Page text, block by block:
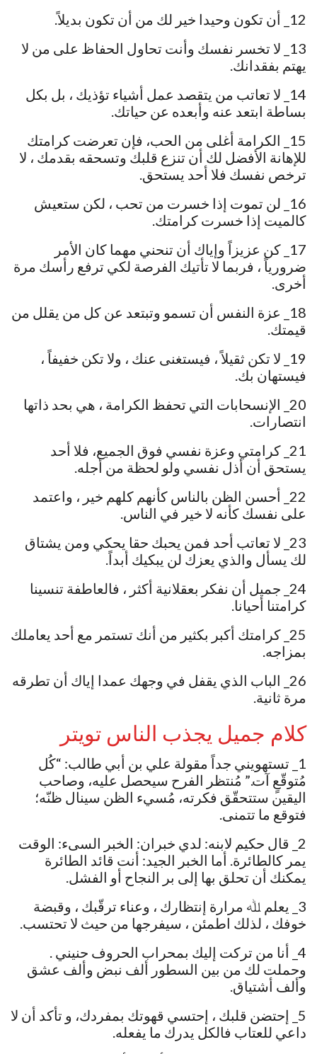
12_ أن تكون وحيدا خير لك من أن تكون بديلاً.
13_ لا تخسر نفسك وأنت تحاول الحفاظ على من لا
يهتم بفقدانك.
14_ لا تعاتب من يتقصد عمل أشياء تؤذيك ، بل بكل
بساطة ابتعد عنه وأبعده عن حياتك.
15_ الكرامة أغلى من الحب، فإن تعرضت كرامتك
للإهانة الأفضل لك أن تنزع قلبك وتسحقه بقدمك ، لا
ترخص نفسك فلا أحد يستحق.
16_ لن تموت إذا خسرت من تحب ، لكن ستعيش
كالميت إذا خسرت كرامتك.
17_ كن عزيزاً وإياك أن تنحني مهما كان الأمر
ضرورياً ، فربما لا تأتيك الفرصة لكي ترفع رأسك مرة
أخرى.
18_ عزة النفس أن تسمو وتبتعد عن كل من يقلل من
قيمتك.
19_ لا تكن ثقيلاً ، فيستغنى عنك ، ولا تكن خفيفاً ،
فيستهان بك.
20_ الإنسحابات التي تحفظ الكرامة ، هي بحد ذاتها
انتصارات.
21_ كرامتي وعزة نفسي فوق الجميع، فلا أحد
يستحق أن أذل نفسي ولو لحظة من أجله.
22_ أحسن الظن بالناس كأنهم كلهم خير ، واعتمد
على نفسك كأنه لا خير في الناس.
23_ لا تعاتب أحد فمن يحبك حقا يحكي ومن يشتاق
لك يسأل والذي يعزك لن يبكيك أبداً.
24_ جميل أن نفكر بعقلانية أكثر ، فالعاطفة تنسينا
كرامتنا أحيانا.
25_ كرامتك أكبر بكثير من أنك تستمر مع أحد يعاملك
بمزاجه.
26_ الباب الذي يقفل في وجهك عمدا إياك أن تطرقه
مرة ثانية.
كلام جميل يجذب الناس تويتر
1_ تستهويني جداً مقولة علي بن أبي طالب: “كُل
مُتوقّعٍ آت.” مُنتظر الفرح سيحصل عليه، وصاحب
اليقين ستتحقّق فكرته، مُسيء الظن سينال ظنّه؛
فتوقع ما تتمنى.
2_ قال حكيم لابنه: لدي خبران: الخبر السىء: الوقت
يمر كالطائرة. أما الخبر الجيد: أنت قائد الطائرة
يمكنك أن تحلق بها إلى بر النجاح أو الفشل.
3_ يعلم ﷲ مرارة إنتظارك ، وعناء ترقّبك ، وقبضة
خوفك ، لذلك اطمئن ، سيفرجها من حيث لا تحتسب.
4_ أنا من تركت إليك بمحراب الحروف حنيني .
وحملت لك من بين السطور ألف نبض وألف عشق
وألف أشتياق.
5_ إحتضن قلبك ، إحتسي قهوتك بمفردك، و تأكد أن لا
داعي للعتاب فالكل يدرك ما يفعله.